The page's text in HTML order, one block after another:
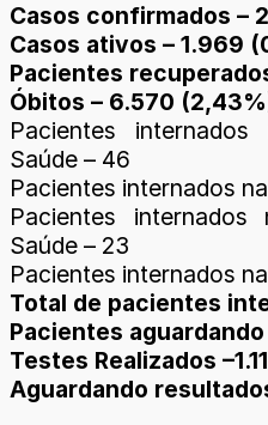
Casos confirmados –
Casos ativos – 1.969
Pacientes
Óbitos – 6.570
Pacientes
Saúde – 46
Pacientes internados
Pacientes
Saúde – 23
Pacientes internados
Total de pacientes
Pacientes
Testes Realizados
Aguardando